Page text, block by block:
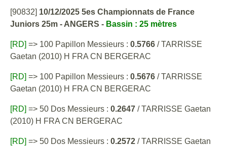
[90832] 10/12/2025 5es Championnats de France
Juniors 25m - ANGERS - Bassin : 25 mètres
[RD] => 100 Papillon Messieurs : 0.5766 / TARRISSE
Gaetan (2010) H FRA CN BERGERAC
[RD] => 100 Papillon Messieurs : 0.5676 / TARRISSE
Gaetan (2010) H FRA CN BERGERAC
[RD] => 50 Dos Messieurs : 0.2647 / TARRISSE Gaetan
(2010) H FRA CN BERGERAC
[RD] => 50 Dos Messieurs : 0.2572 / TARRISSE Gaetan